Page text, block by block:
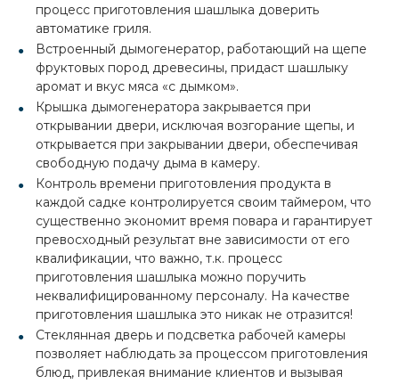
процесс приготовления шашлыка доверить
автоматике гриля.
Встроенный дымогенератор, работающий на щепе
фруктовых пород древесины, придаст шашлыку
аромат и вкус мяса «с дымком».
Крышка дымогенератора закрывается при
открывании двери, исключая возгорание щепы, и
открывается при закрывании двери, обеспечивая
свободную подачу дыма в камеру.
Контроль времени приготовления продукта в
каждой садке контролируется своим таймером, что
существенно экономит время повара и гарантирует
превосходный результат вне зависимости от его
квалификации, что важно, т.к. процесс
приготовления шашлыка можно поручить
неквалифицированному персоналу. На качестве
приготовления шашлыка это никак не отразится!
Стеклянная дверь и подсветка рабочей камеры
позволяет наблюдать за процессом приготовления
блюд, привлекая внимание клиентов и вызывая